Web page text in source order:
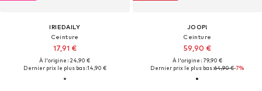
IRIEDAILY
Ceinture
17,91 €
À l'origine : 24,90 €
Dernier prix le plus bas :14,90 €
JOOP!
Ceinture
59,90 €
À l'origine : 79,90 €
Dernier prix le plus bas :64,90 €-7%